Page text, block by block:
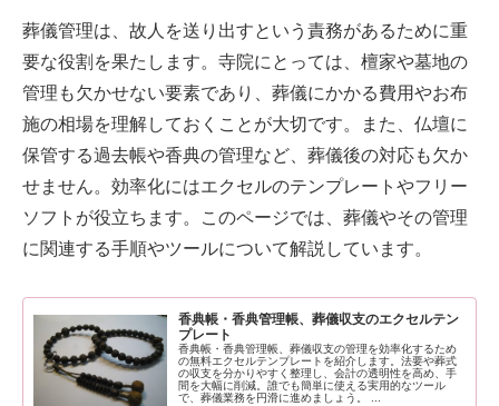
葬儀管理は、故人を送り出すという責務があるために重
要な役割を果たします。寺院にとっては、檀家や墓地の
管理も欠かせない要素であり、葬儀にかかる費用やお布
施の相場を理解しておくことが大切です。また、仏壇に
保管する過去帳や香典の管理など、葬儀後の対応も欠か
せません。効率化にはエクセルのテンプレートやフリー
ソフトが役立ちます。このページでは、葬儀やその管理
に関連する手順やツールについて解説しています。
香典帳・香典管理帳、葬儀収支のエクセルテン
プレート
香典帳・香典管理帳、葬儀収支の管理を効率化するため
の無料エクセルテンプレートを紹介します。法要や葬式
の収支を分かりやすく整理し、会計の透明性を高め、手
間を大幅に削減。誰でも簡単に使える実用的なツール
で、葬儀業務を円滑に進めましょう。 ...